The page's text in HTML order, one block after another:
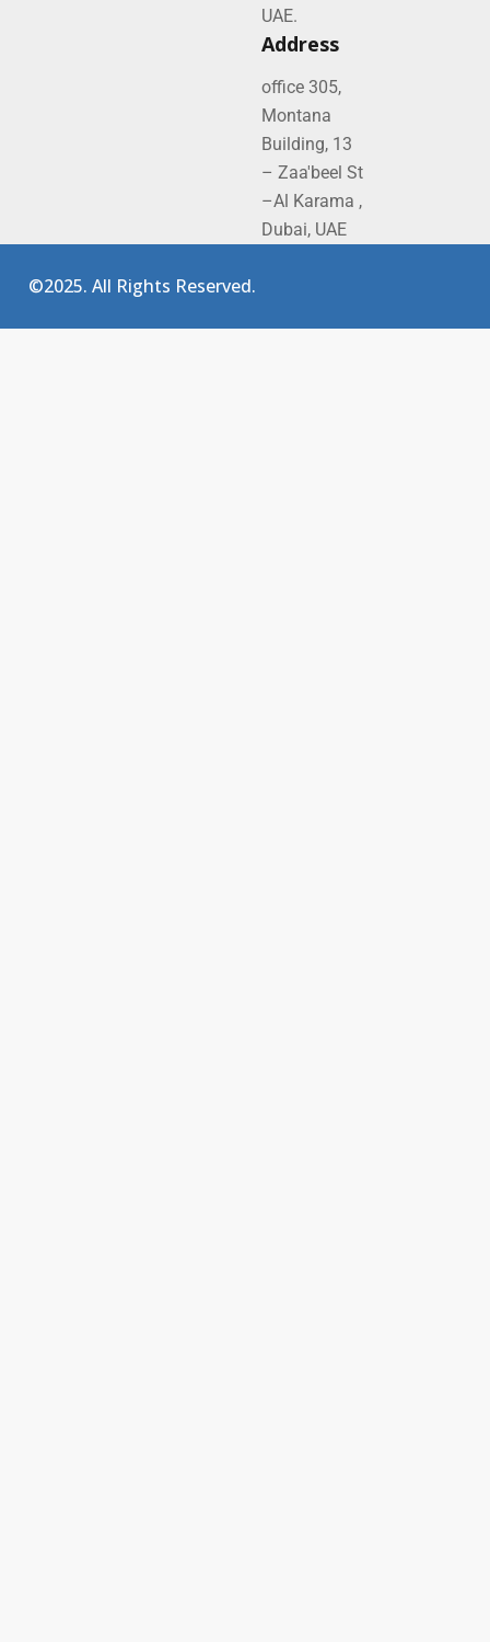
UAE.
Address
office 305,
Montana
Building, 13
– Zaa'beel St
–Al Karama ,
Dubai, UAE
©2025. All Rights Reserved.